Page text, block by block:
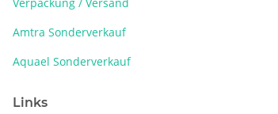
Amtra Sonderverkauf
Aquael Sonderverkauf
Links